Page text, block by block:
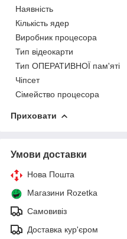
Наявність
Кількість ядер
Виробник процесора
Тип відеокарти
Тип ОПЕРАТИВНОЇ пам'яті
Чіпсет
Сімейство процесора
Приховати
Умови доставки
Нова Пошта
Магазини Rozetka
Самовивіз
Доставка кур'єром